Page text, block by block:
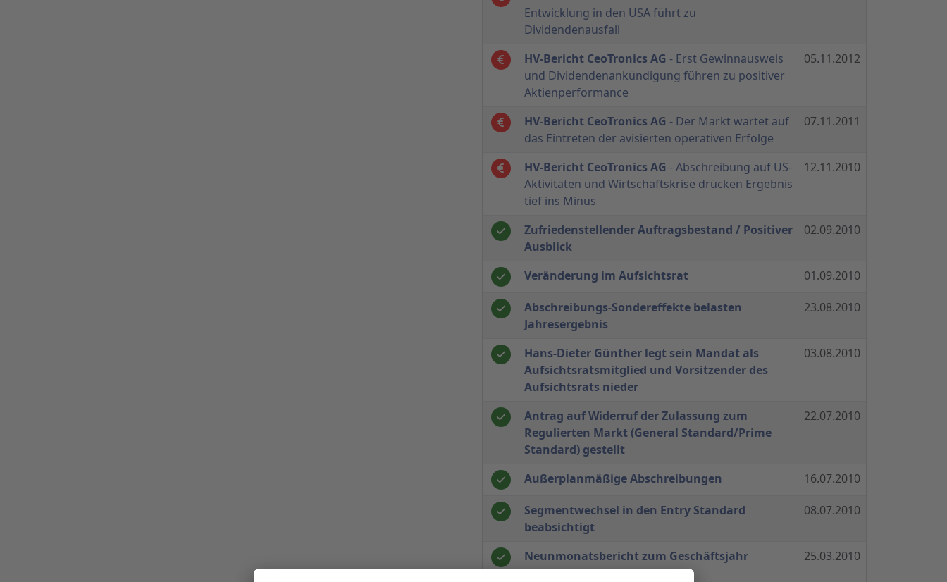
Entwicklung in den USA führt zu
Dividendenausfall
HV-Bericht CeoTronics AG - Erst Gewinnausweis
und Dividendenankündigung führen zu positiver
Aktienperformance
05.11.2012
HV-Bericht CeoTronics AG - Der Markt wartet auf
das Eintreten der avisierten operativen Erfolge
07.11.2011
HV-Bericht CeoTronics AG - Abschreibung auf US-
Aktivitäten und Wirtschaftskrise drücken Ergebnis
tief ins Minus
12.11.2010
Zufriedenstellender Auftragsbestand / Positiver
Ausblick
02.09.2010
Veränderung im Aufsichtsrat 01.09.2010
Abschreibungs-Sondereffekte belasten
Jahresergebnis
23.08.2010
Hans-Dieter Günther legt sein Mandat als
Aufsichtsratsmitglied und Vorsitzender des
Aufsichtsrats nieder
03.08.2010
Antrag auf Widerruf der Zulassung zum
Regulierten Markt (General Standard/Prime
Standard) gestellt
22.07.2010
Außerplanmäßige Abschreibungen 16.07.2010
Segmentwechsel in den Entry Standard
beabsichtigt
08.07.2010
Neunmonatsbericht zum Geschäftsjahr
2009/2010
25.03.2010